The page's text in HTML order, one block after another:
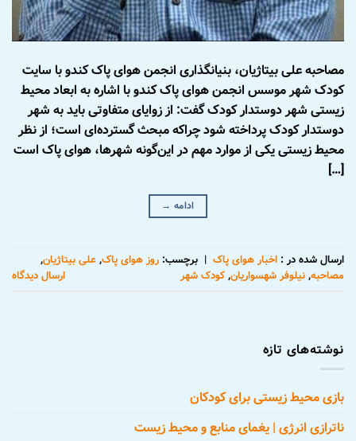
مصاحبه علی بیتاژیان، بنیانگذاری انجمن هوای پاک کندو با سایت
کودک شهر موسس انجمن هوای پاک کندو با اشاره به ابعاد محیط
زیستی شهر دوستدار کودک گفت: از زوایای متفاوتی باید به شهر
دوستدار کودک پرداخته شود چراکه مبحث گسترده‌‎ای است؛ از نظر
محیط زیستی یکی از موارد مهم در این‌گونه شهرها، هوای پاک است
[…]
ادامه →
ارسال شده در : اخبار هوای پاک | برچسب: روز هوای پاک, علی بیتاژیان,
مصاحبه, نیلوفر شهسواریان, کودک شهر ارسال دیدگاه
نوشته‌های تازه
بازی محیط زیستی برای کودکان
ناترازی انرژی | یغمای منابع و محیط زیست